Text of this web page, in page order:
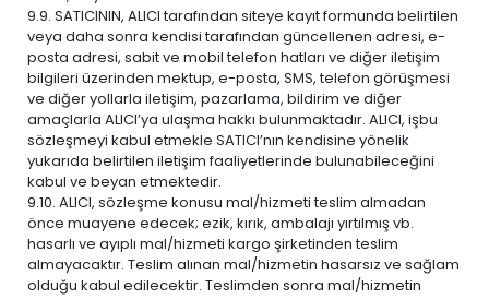
9.9. SATICININ, ALICI tarafından siteye kayıt formunda belirtilen
veya daha sonra kendisi tarafından güncellenen adresi, e-
posta adresi, sabit ve mobil telefon hatları ve diğer iletişim
bilgileri üzerinden mektup, e-posta, SMS, telefon görüşmesi
ve diğer yollarla iletişim, pazarlama, bildirim ve diğer
amaçlarla ALICI’ya ulaşma hakkı bulunmaktadır. ALICI, işbu
sözleşmeyi kabul etmekle SATICI’nın kendisine yönelik
yukarıda belirtilen iletişim faaliyetlerinde bulunabileceğini
kabul ve beyan etmektedir.
9.10. ALICI, sözleşme konusu mal/hizmeti teslim almadan
önce muayene edecek; ezik, kırık, ambalajı yırtılmış vb.
hasarlı ve ayıplı mal/hizmeti kargo şirketinden teslim
almayacaktır. Teslim alınan mal/hizmetin hasarsız ve sağlam
olduğu kabul edilecektir. Teslimden sonra mal/hizmetin